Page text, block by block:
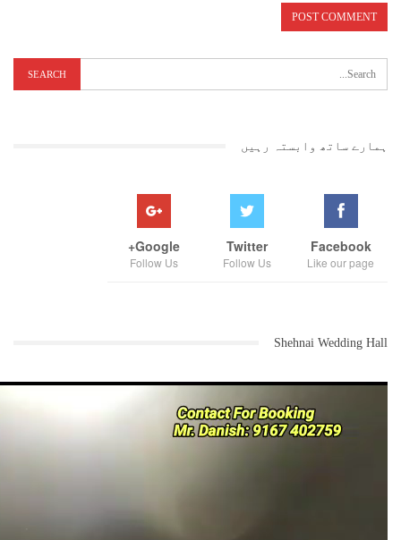
ہمارے ساتھ وابستہ رہیں
Facebook
Like our page
Twitter
Follow Us
Google+
Follow Us
Shehnai Wedding Hall